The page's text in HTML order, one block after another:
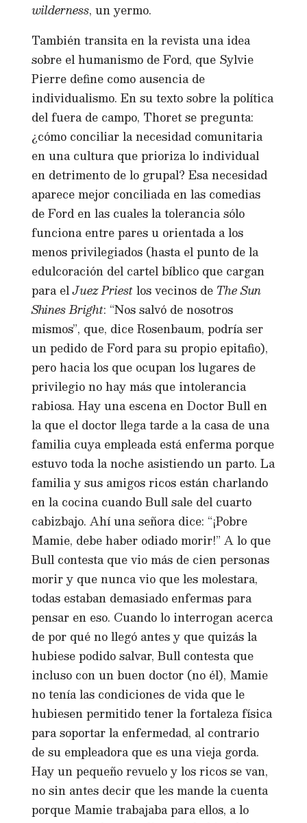
wilderness, un yermo.
También transita en la revista una idea
sobre el humanismo de Ford, que Sylvie
Pierre define como ausencia de
individualismo. En su texto sobre la política
del fuera de campo, Thoret se pregunta:
¿cómo conciliar la necesidad comunitaria
en una cultura que prioriza lo individual
en detrimento de lo grupal? Esa necesidad
aparece mejor conciliada en las comedias
de Ford en las cuales la tolerancia sólo
funciona entre pares u orientada a los
menos privilegiados (hasta el punto de la
edulcoración del cartel bíblico que cargan
para elJuez Priestlos vecinos de The Sun
Shines Bright: “Nos salvó de nosotros
mismos”, que, dice Rosenbaum, podría ser
un pedido de Ford para su propio epitafio),
pero hacia los que ocupan los lugares de
privilegio no hay más que intolerancia
rabiosa. Hay una escena en Doctor Bull en
la que el doctor llega tarde a la casa de una
familia cuya empleada está enferma porque
estuvo toda la noche asistiendo un parto. La
familia y sus amigos ricos están charlando
en la cocina cuando Bull sale del cuarto
cabizbajo. Ahí una señora dice: “¡Pobre
Mamie, debe haber odiado morir!” A lo que
Bull contesta que vio más de cien personas
morir y que nunca vio que les molestara,
todas estaban demasiado enfermas para
pensar en eso. Cuando lo interrogan acerca
de por qué no llegó antes y que quizás la
hubiese podido salvar, Bull contesta que
incluso con un buen doctor (no él), Mamie
no tenía las condiciones de vida que le
hubiesen permitido tener la fortaleza física
para soportar la enfermedad, al contrario
de su empleadora que es una vieja gorda.
Hay un pequeño revuelo y los ricos se van,
no sin antes decir que les mande la cuenta
porque Mamie trabajaba para ellos, a lo